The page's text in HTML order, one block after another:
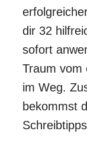
dir 32
sofort
Traum vom
im Weg.
bekommst